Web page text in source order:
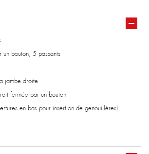
bouton, 5 passants
jambe droite
fermée par un bouton
en bas pour insertion de genouillères)